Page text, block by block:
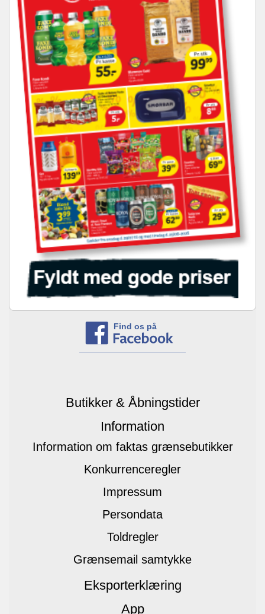
Find os på
Butikker & Åbningstider
Information
Information om faktas grænsebutikker
Konkurrenceregler
Impressum
Persondata
Toldregler
Grænsemail samtykke
Eksporterklæring
App